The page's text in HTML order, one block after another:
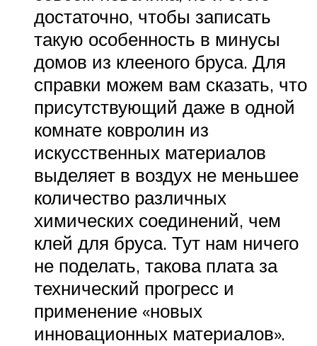
достаточно, чтобы записать
такую особенность в минусы
домов из клееного бруса. Для
справки можем вам сказать, что
присутствующий даже в одной
комнате ковролин из
искусственных материалов
выделяет в воздух не меньшее
количество различных
химических соединений, чем
клей для бруса. Тут нам ничего
не поделать, такова плата за
технический прогресс и
применение «новых
инновационных материалов».